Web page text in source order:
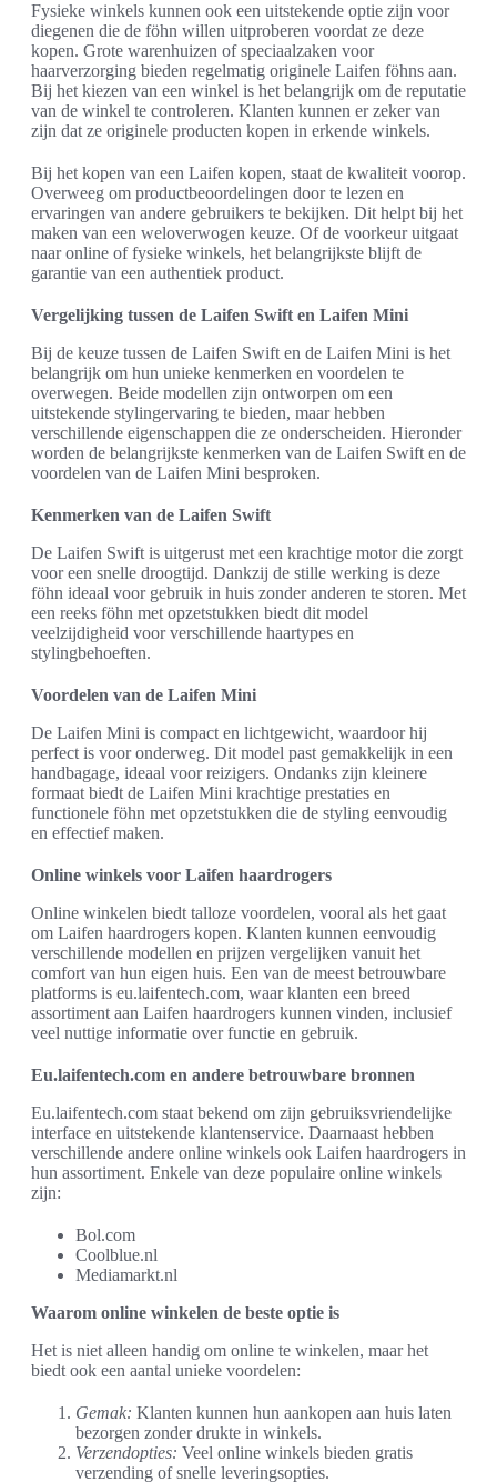
Fysieke winkels kunnen ook een uitstekende optie zijn voor
diegenen die de föhn willen uitproberen voordat ze deze
kopen. Grote warenhuizen of speciaalzaken voor
haarverzorging bieden regelmatig originele Laifen föhns aan.
Bij het kiezen van een winkel is het belangrijk om de reputatie
van de winkel te controleren. Klanten kunnen er zeker van
zijn dat ze originele producten kopen in erkende winkels.
Bij het kopen van een Laifen kopen, staat de kwaliteit voorop.
Overweeg om productbeoordelingen door te lezen en
ervaringen van andere gebruikers te bekijken. Dit helpt bij het
maken van een weloverwogen keuze. Of de voorkeur uitgaat
naar online of fysieke winkels, het belangrijkste blijft de
garantie van een authentiek product.
Vergelijking tussen de Laifen Swift en Laifen Mini
Bij de keuze tussen de Laifen Swift en de Laifen Mini is het
belangrijk om hun unieke kenmerken en voordelen te
overwegen. Beide modellen zijn ontworpen om een
uitstekende stylingervaring te bieden, maar hebben
verschillende eigenschappen die ze onderscheiden. Hieronder
worden de belangrijkste kenmerken van de Laifen Swift en de
voordelen van de Laifen Mini besproken.
Kenmerken van de Laifen Swift
De Laifen Swift is uitgerust met een krachtige motor die zorgt
voor een snelle droogtijd. Dankzij de stille werking is deze
föhn ideaal voor gebruik in huis zonder anderen te storen. Met
een reeks föhn met opzetstukken biedt dit model
veelzijdigheid voor verschillende haartypes en
stylingbehoeften.
Voordelen van de Laifen Mini
De Laifen Mini is compact en lichtgewicht, waardoor hij
perfect is voor onderweg. Dit model past gemakkelijk in een
handbagage, ideaal voor reizigers. Ondanks zijn kleinere
formaat biedt de Laifen Mini krachtige prestaties en
functionele föhn met opzetstukken die de styling eenvoudig
en effectief maken.
Online winkels voor Laifen haardrogers
Online winkelen biedt talloze voordelen, vooral als het gaat
om Laifen haardrogers kopen. Klanten kunnen eenvoudig
verschillende modellen en prijzen vergelijken vanuit het
comfort van hun eigen huis. Een van de meest betrouwbare
platforms is eu.laifentech.com, waar klanten een breed
assortiment aan Laifen haardrogers kunnen vinden, inclusief
veel nuttige informatie over functie en gebruik.
Eu.laifentech.com en andere betrouwbare bronnen
Eu.laifentech.com staat bekend om zijn gebruiksvriendelijke
interface en uitstekende klantenservice. Daarnaast hebben
verschillende andere online winkels ook Laifen haardrogers in
hun assortiment. Enkele van deze populaire online winkels
zijn:
Bol.com
Coolblue.nl
Mediamarkt.nl
Waarom online winkelen de beste optie is
Het is niet alleen handig om online te winkelen, maar het
biedt ook een aantal unieke voordelen:
Gemak: Klanten kunnen hun aankopen aan huis laten
bezorgen zonder drukte in winkels.
Verzendopties: Veel online winkels bieden gratis
verzending of snelle leveringsopties.